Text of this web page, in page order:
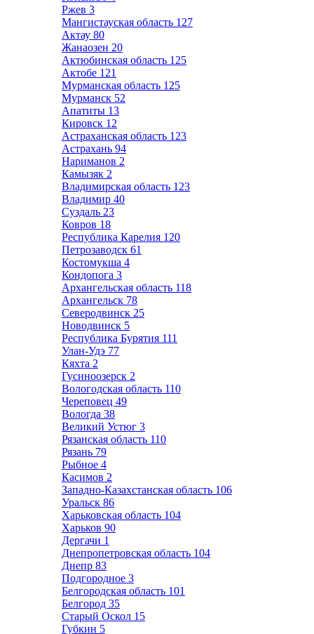
Ржев 3
Мангистауская область 127
Актау 80
Жанаозен 20
Актюбинская область 125
Актобе 121
Мурманская область 125
Мурманск 52
Апатиты 13
Кировск 12
Астраханская область 123
Астрахань 94
Нариманов 2
Камызяк 2
Владимирская область 123
Владимир 40
Суздаль 23
Ковров 18
Республика Карелия 120
Петрозаводск 61
Костомукша 4
Кондопога 3
Архангельская область 118
Архангельск 78
Северодвинск 25
Новодвинск 5
Республика Бурятия 111
Улан-Удэ 77
Кяхта 2
Гусиноозерск 2
Вологодская область 110
Череповец 49
Вологда 38
Великий Устюг 3
Рязанская область 110
Рязань 79
Рыбное 4
Касимов 2
Западно-Казахстанская область 106
Уральск 86
Харьковская область 104
Харьков 90
Дергачи 1
Днепропетровская область 104
Днепр 83
Подгородное 3
Белгородская область 101
Белгород 35
Старый Оскол 15
Губкин 5